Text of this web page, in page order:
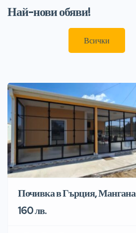
Най-нови обяви!
Всички
Почивка в Гърция, Мангана
160 лв.